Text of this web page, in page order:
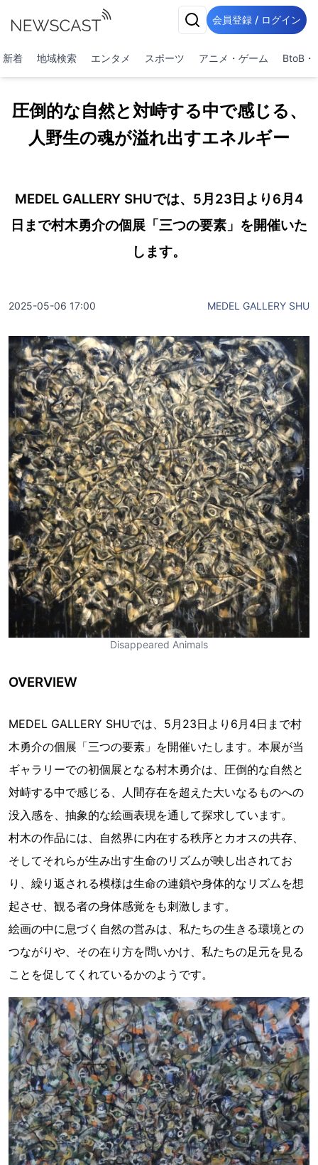
会員登録 / ログイン
新着 地域検索 エンタメ スポーツ アニメ・ゲーム BtoB・
圧倒的な自然と対峙する中で感じる、
人野生の魂が溢れ出すエネルギー
MEDEL GALLERY SHUでは、5月23日より6月4
日まで村木勇介の個展「三つの要素」を開催いた
します。
2025-05-06 17:00 MEDEL GALLERY SHU
Disappeared Animals
OVERVIEW
MEDEL GALLERY SHUでは、5月23日より6月4日まで村
木勇介の個展「三つの要素」を開催いたします。本展が当
ギャラリーでの初個展となる村木勇介は、圧倒的な自然と
対峙する中で感じる、人間存在を超えた大いなるものへの
没入感を、抽象的な絵画表現を通して探求しています。
村木の作品には、自然界に内在する秩序とカオスの共存、
そしてそれらが生み出す生命のリズムが映し出されてお
り、繰り返される模様は生命の連鎖や身体的なリズムを想
起させ、観る者の身体感覚をも刺激します。
絵画の中に息づく自然の営みは、私たちの生きる環境との
つながりや、その在り方を問いかけ、私たちの足元を見る
ことを促してくれているかのようです。